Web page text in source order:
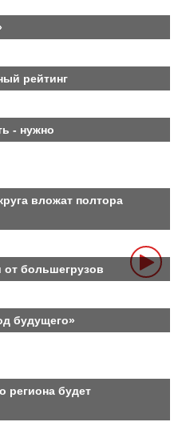
рейтинг
- нужно
вложат полтора
большегрузов
будущего»
региона будет